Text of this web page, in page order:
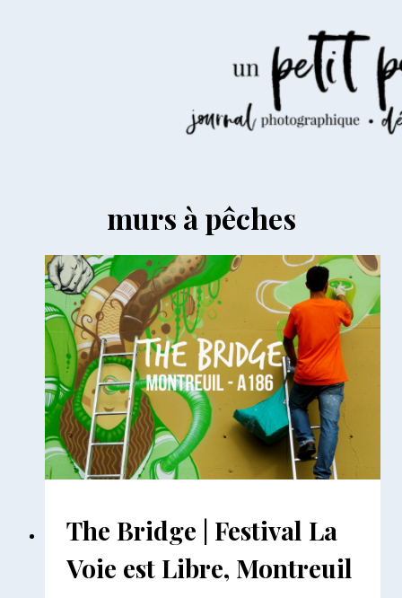
murs à pêches
ALTERNATIFS
|
ART
The Bridge | Festival La
Voie est Libre, Montreuil